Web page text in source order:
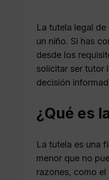
La tutela legal
un niño. Si has
desde los
solicitar ser tutor
decisión
¿Qué es
La tutela es una
menor que no
razones, como